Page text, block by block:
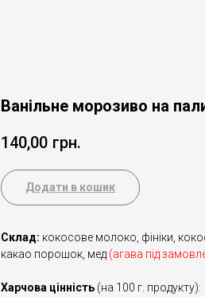
Ванільне морозиво на
140,00 грн.
Додати в кошик
Склад: кокосове молоко, фініки,
какао порошок, мед (агава під
Харчова цінність (на 100 г. продукту):